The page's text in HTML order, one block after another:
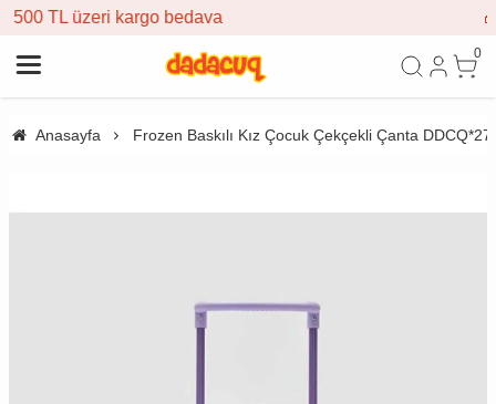
🎁 İlk siparişe %10
0
Anasayfa Frozen Baskılı Kız Çocuk Çekçekli Çanta